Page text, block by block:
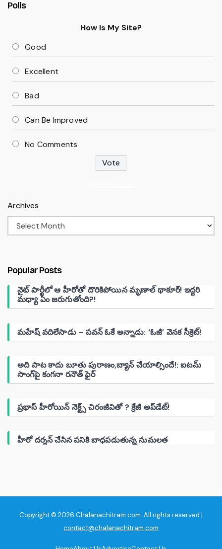
Polls
How Is My Site?
Good
Excellent
Bad
Can Be Improved
No Comments
Archives
Popular Posts
నైట్ పార్టీలో ఆ హీరోతో దొరికిపోయిన మృణాల్ థాకూర్! ఇద్దరి
మధ్యా ఏం జరుగుతోంది?!
మహేష్ వదిలేసాడు – పవన్ ఓకే అన్నాడు: ‘ఓజీ’ వెనక సీక్రెట్!
అది పాట కాదు బూతు పురాణం,బ్యాన్ చేయాల్సిందే!: ఐటమ్
సాంగ్‌పై కంగనా రనౌత్ ఫైర్
ప్రభాస్ హీరోయిన్ నెక్ట్స్ చిరంజీవితో ? క్రేజీ అప్‌డేట్!
హీరో దర్శన్ చేసిన పనికి బాధపడుతున్న సుమలత
Copyright © 2026 Chalanachitram.com. All rights reserved |
contact@chalanachitram.com